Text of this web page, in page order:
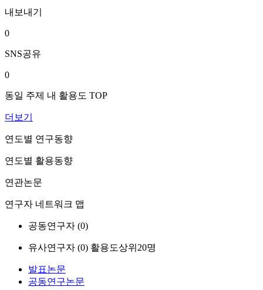
내보내기
0
SNS공유
0
동일 주제 내 활용도 TOP
더보기
연도별 연구동향
연도별 활용동향
연관논문
연구자 네트워크 맵
공동연구자 (0)
유사연구자 (0) 활용도상위20명
발표논문
공동연구논문